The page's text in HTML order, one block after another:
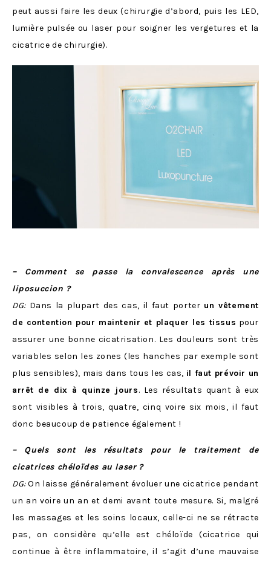
peut aussi faire les deux (chirurgie d’abord, puis les LED,
lumière pulsée ou laser pour soigner les vergetures et la
cicatrice de chirurgie).
– Comment se passe la convalescence après une
liposuccion ?
DG:Dans la plupart des cas, il faut porter un vêtement
de contention pour maintenir et plaquer les tissus pour
assurer une bonne cicatrisation. Les douleurs sont très
variables selon les zones (les hanches par exemple sont
plus sensibles), mais dans tous les cas, il faut prévoir un
arrêt de dix à quinze jours. Les résultats quant à eux
sont visibles à trois, quatre, cinq voire six mois, il faut
donc beaucoup de patience également !
– Quels sont les résultats pour le traitement de
cicatrices chéloïdes au laser ?
DG:On laisse généralement évoluer une cicatrice pendant
un an voire un an et demi avant toute mesure. Si, malgré
les massages et les soins locaux, celle-ci ne se rétracte
pas, on considère qu’elle est chéloïde (cicatrice qui
continue à être inflammatoire, il s’agit d’une mauvaise